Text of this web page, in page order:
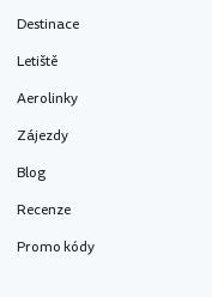
Destinace
Letiště
Aerolinky
Zájezdy
Blog
Recenze
Promo kódy